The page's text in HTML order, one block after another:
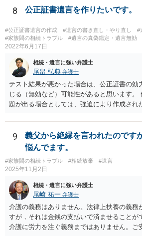
8 公正証書遺言を作りたいです。
#公正証書遺言の作成 #遺言の書き直し・やり直し #
#家族間の相続トラブル
#遺言の真偽鑑定・遺言無効
2022年6月17日
相続・遺言に強い弁護士
尾畠 弘典 弁護士
テスト結果が悪かった場合は、公正証書の効
じる（無効など）可能性があると思います。
題が出る場合としては、強迫により作成され
すが、弁護士に作成を依頼する場合は、１０
ースが多いと思います。 報酬体系は、弁護
律の基準はありません。
9
義父から絶縁を言われたのです
悩んでます。
#家族間の相続トラブル #相続放棄 #遺言
2025年11月2日
相続・遺言に強い弁護士
尾崎 祐一 弁護士
介護の義務はありません。法律上扶養の義務
すが，それは金銭の支払いで済ませることが
介護に労力を注ぐ義務まではありません。ご